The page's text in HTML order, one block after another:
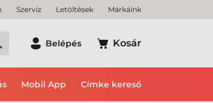
Szerviz Letöltések Márkáink
Belépés Kosár
Mobil App Címke kereső